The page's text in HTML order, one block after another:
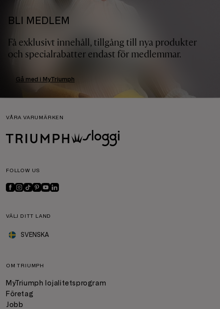
BLI MEDLEM
Få exklusivt innehåll, tillgång till nya produkter
och specialrabatter endast för medlemmar.
Gå med i MyTriumph
VÅRA VARUMÄRKEN
FOLLOW US
VÄLJ DITT LAND
SVENSKA
OM TRIUMPH
MyTriumph lojalitetsprogram
Företag
Jobb